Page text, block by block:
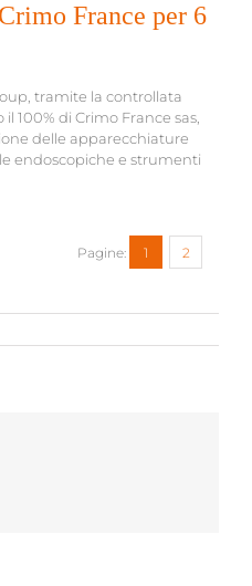
France per 6
tramite la controllata
100% di Crimo France sas,
delle apparecchiature
endoscopiche e strumenti
Pagine: 1 2